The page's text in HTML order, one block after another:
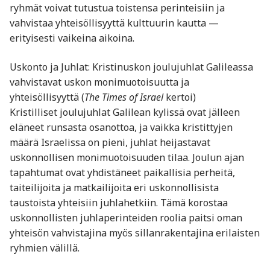
ryhmät voivat tutustua toistensa perinteisiin ja
vahvistaa yhteisöllisyyttä kulttuurin kautta —
erityisesti vaikeina aikoina.
Uskonto ja Juhlat: Kristinuskon joulujuhlat Galileassa
vahvistavat uskon monimuotoisuutta ja
yhteisöllisyyttä (The Times of Israelkertoi)
Kristilliset joulujuhlat Galilean kylissä ovat jälleen
eläneet runsasta osanottoa, ja vaikka kristittyjen
määrä Israelissa on pieni, juhlat heijastavat
uskonnollisen monimuotoisuuden tilaa. Joulun ajan
tapahtumat ovat yhdistäneet paikallisia perheitä,
taiteilijoita ja matkailijoita eri uskonnollisista
taustoista yhteisiin juhlahetkiin. Tämä korostaa
uskonnollisten juhlaperinteiden roolia paitsi oman
yhteisön vahvistajina myös sillanrakentajina erilaisten
ryhmien välillä.